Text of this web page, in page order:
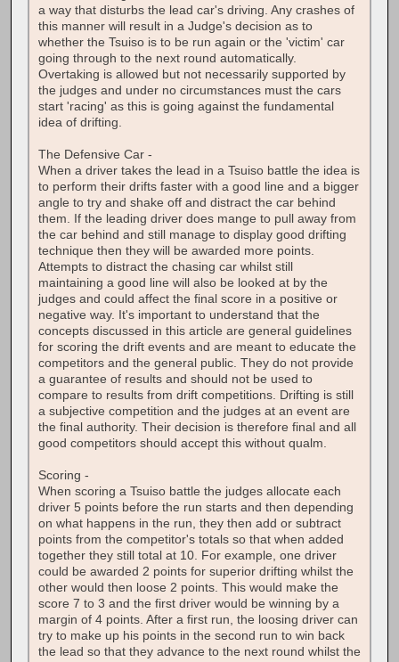
a way that disturbs the lead car's driving. Any crashes of
this manner will result in a Judge's decision as to
whether the Tsuiso is to be run again or the 'victim' car
going through to the next round automatically.
Overtaking is allowed but not necessarily supported by
the judges and under no circumstances must the cars
start 'racing' as this is going against the fundamental
idea of drifting.
The Defensive Car -
When a driver takes the lead in a Tsuiso battle the idea is
to perform their drifts faster with a good line and a bigger
angle to try and shake off and distract the car behind
them. If the leading driver does mange to pull away from
the car behind and still manage to display good drifting
technique then they will be awarded more points.
Attempts to distract the chasing car whilst still
maintaining a good line will also be looked at by the
judges and could affect the final score in a positive or
negative way. It's important to understand that the
concepts discussed in this article are general guidelines
for scoring the drift events and are meant to educate the
competitors and the general public. They do not provide
a guarantee of results and should not be used to
compare to results from drift competitions. Drifting is still
a subjective competition and the judges at an event are
the final authority. Their decision is therefore final and all
good competitors should accept this without qualm.
Scoring -
When scoring a Tsuiso battle the judges allocate each
driver 5 points before the run starts and then depending
on what happens in the run, they then add or subtract
points from the competitor's totals so that when added
together they still total at 10. For example, one driver
could be awarded 2 points for superior drifting whilst the
other would then loose 2 points. This would make the
score 7 to 3 and the first driver would be winning by a
margin of 4 points. After a first run, the loosing driver can
try to make up his points in the second run to win back
the lead so that they advance to the next round whilst the